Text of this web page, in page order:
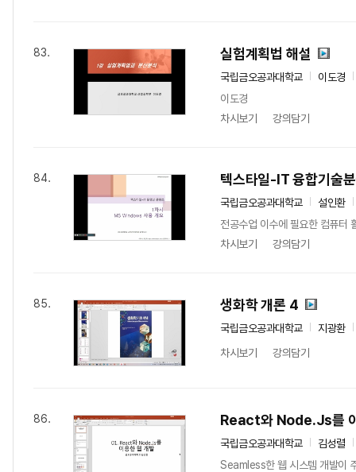
83. 실험계획법 해설
국립금오공과대학교
이도경
이도경
차시보기
강의담기
84. 텍스타일-IT 융합기술
국립금오공과대학교
설인환
전공수업 이수에 필요한 컴퓨터
차시보기
강의담기
85. 생화학 개론 4
국립금오공과대학교
지광환
차시보기
강의담기
86. React와 Node.Js를
국립금오공과대학교
김성렬
Seamless한 웹 시스템 개발이